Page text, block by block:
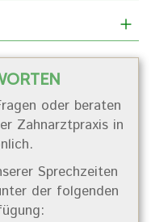
oder beraten
Zahnarztpraxis in
Sprechzeiten
der folgenden